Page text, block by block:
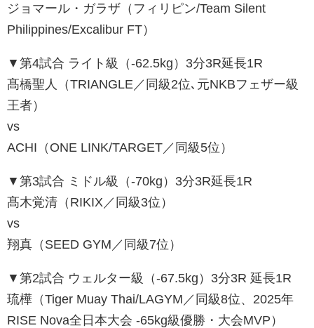
ジョマール・ガラザ（フィリピン/Team Silent
Philippines/Excalibur FT）
▼第4試合 ライト級（-62.5kg）3分3R延長1R
髙橋聖人（TRIANGLE／同級2位､元NKBフェザー級
王者）
vs
ACHI（ONE LINK/TARGET／同級5位）
▼第3試合 ミドル級（-70kg）3分3R延長1R
髙木覚清（RIKIX／同級3位）
vs
翔真（SEED GYM／同級7位）
▼第2試合 ウェルター級（-67.5kg）3分3R 延長1R
琉樺（Tiger Muay Thai/LAGYM／同級8位、2025年
RISE Nova全日本大会 -65kg級優勝・大会MVP）